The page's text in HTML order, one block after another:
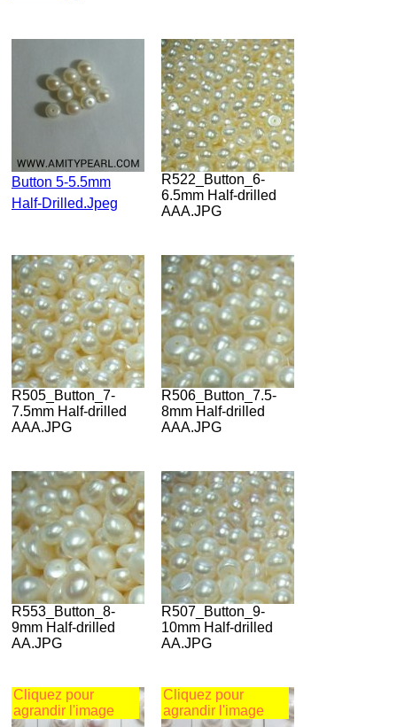
Button 5-5.5mm
Half-Drilled.jpeg
R522_Button_6-
6.5mm Half-drilled
AAA.JPG
R505_Button_7-
7.5mm Half-drilled
AAA.JPG
R506_Button_7.5-
8mm Half-drilled
AAA.JPG
R553_Button_8-
9mm Half-drilled
AA.JPG
R507_Button_9-
10mm Half-drilled
AA.JPG
Cliquez pour
agrandir l'image
Cliquez pour
agrandir l'image